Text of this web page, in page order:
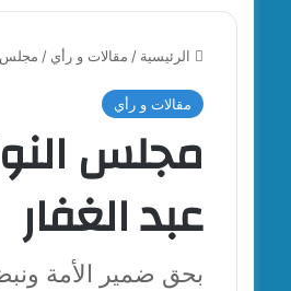
الرئيسية / مقالات و رأي / مجلس
مقالات و رأي
مجلس
عبد الغفار
بحق ضمير الأمة